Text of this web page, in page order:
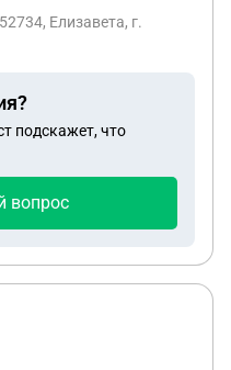
Нужно ли покидать
разное,
окончания РВПО,
Елизавета, г.
подскажет, что
вопрос